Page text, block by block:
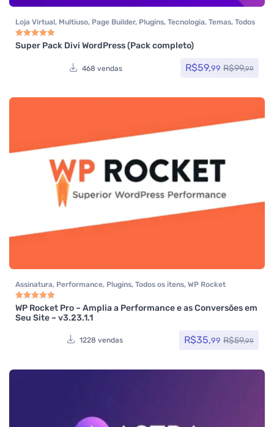
Loja Virtual, Multiuso, Page Builder, Plugins, Tecnologia, Temas, Todos
os itens, Woocommerce
Avaliação
Super Pack Divi WordPress (Pack completo)
468 vendas R$59,99 R$99,99
Assinatura, Performance, Plugins, Todos os itens, WP Rocket
Avaliação5.00 de 5
WP Rocket Pro – Amplia a Performance e as Conversões em
Seu Site – v3.23.1.1
1228 vendas R$35,99 R$59,99